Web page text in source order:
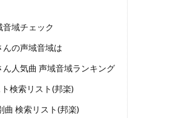
音域チェック
んの声域音域は
ん人気曲 声域音域ランキング
検索リスト(邦楽)
曲 検索リスト(邦楽)